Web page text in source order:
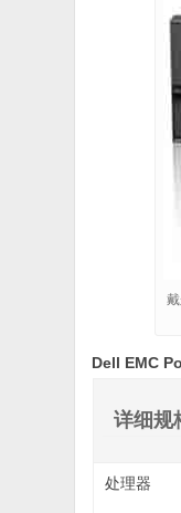
Dell EMC
详细规
处理器